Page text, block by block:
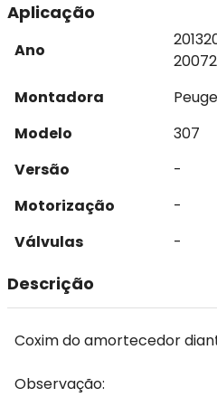
Aplicação
Ano
2013
2007
Montadora
Modelo
307
Versão
-
Motorização
-
Válvulas
-
Descrição
Coxim do amortecedor
Observação: